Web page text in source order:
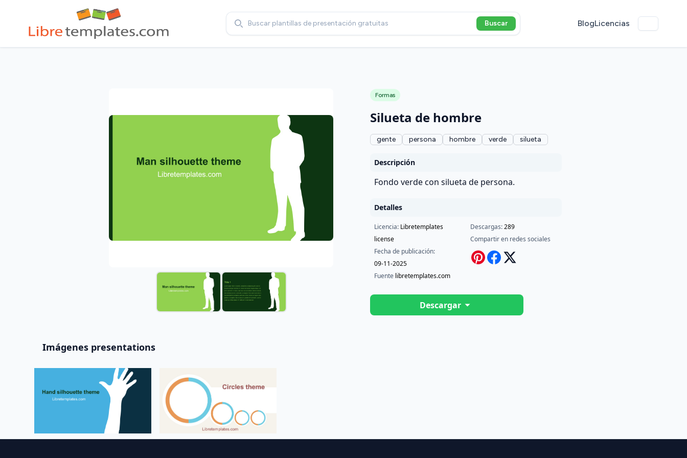
Search
Buscar
BlogLicencias
Formas
Silueta de hombre
gente persona hombre verde silueta
Descripción
Fondo verde con silueta de persona.
Detalles
Licencia: Libretemplates
license
Fecha de publicación:
09-11-2025
Fuente libretemplates.com
Descargas:289
Compartir en redes sociales
Descargar
Imágenes presentations